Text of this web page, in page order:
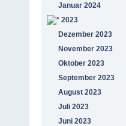
Januar 2024
2023
Dezember 2023
November 2023
Oktober 2023
September 2023
August 2023
Juli 2023
Juni 2023